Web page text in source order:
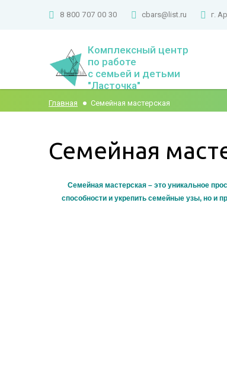
8 800 707 00 30 cbars@list.ru г.
Комплексный центр
по работе
с семьей и детьми
"Ласточка"
Главная Семейная мастерская
Семейная
Семейная мастерская – это уникальное
способности и укрепить семейные узы, но и